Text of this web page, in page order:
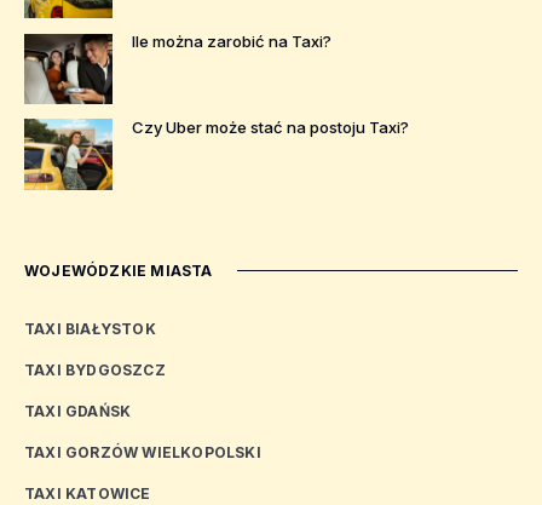
Ile można zarobić na Taxi?
Czy Uber może stać na postoju Taxi?
WOJEWÓDZKIE MIASTA
TAXI BIAŁYSTOK
TAXI BYDGOSZCZ
TAXI GDAŃSK
TAXI GORZÓW WIELKOPOLSKI
TAXI KATOWICE